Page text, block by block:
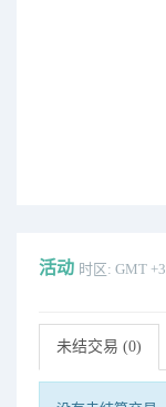
活动 时区: GMT +3
未结交易 (0)